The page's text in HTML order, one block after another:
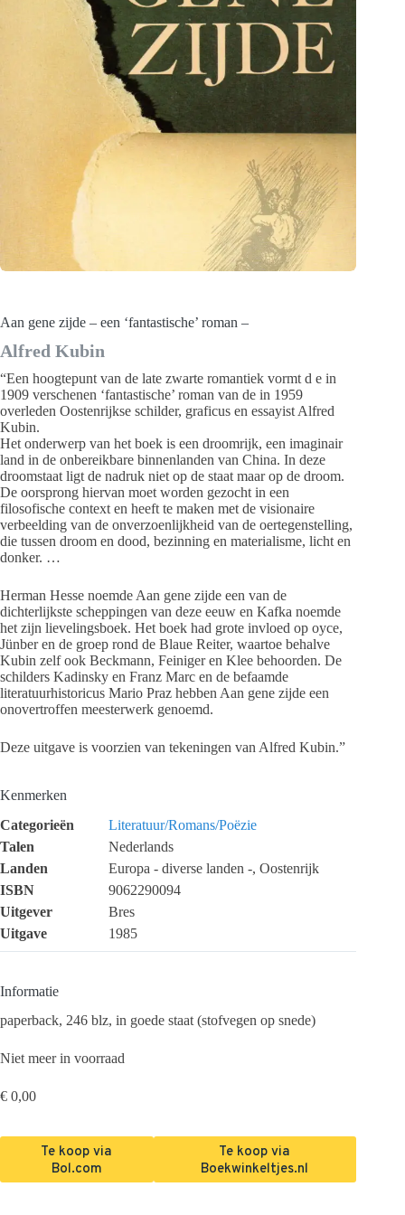
Aan gene zijde – een ‘fantastische’ roman –
Alfred Kubin
“Een hoogtepunt van de late zwarte romantiek vormt d e in
1909 verschenen ‘fantastische’ roman van de in 1959
overleden Oostenrijkse schilder, graficus en essayist Alfred
Kubin.
Het onderwerp van het boek is een droomrijk, een imaginair
land in de onbereikbare binnenlanden van China. In deze
droomstaat ligt de nadruk niet op de staat maar op de droom.
De oorsprong hiervan moet worden gezocht in een
filosofische context en heeft te maken met de visionaire
verbeelding van de onverzoenlijkheid van de oertegenstelling,
die tussen droom en dood, bezinning en materialisme, licht en
donker. …
Herman Hesse noemde Aan gene zijde een van de
dichterlijkste scheppingen van deze eeuw en Kafka noemde
het zijn lievelingsboek. Het boek had grote invloed op oyce,
Jünber en de groep rond de Blaue Reiter, waartoe behalve
Kubin zelf ook Beckmann, Feiniger en Klee behoorden. De
schilders Kadinsky en Franz Marc en de befaamde
literatuurhistoricus Mario Praz hebben Aan gene zijde een
onovertroffen meesterwerk genoemd.
Deze uitgave is voorzien van tekeningen van Alfred Kubin.”
Kenmerken
Categorieën
Literatuur/Romans/Poëzie
Talen
Nederlands
Landen
Europa - diverse landen -, Oostenrijk
ISBN
9062290094
Uitgever
Bres
Uitgave
1985
Informatie
paperback, 246 blz, in goede staat (stofvegen op snede)
Niet meer in voorraad
€ 0,00
Te koop via
Bol.com
Te koop via
Boekwinkeltjes.nl